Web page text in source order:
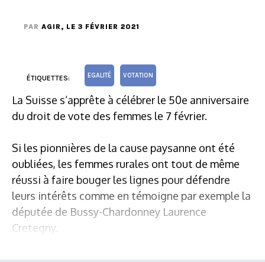
PAR AGIR, LE 3 FÉVRIER 2021
ÉTIQUETTES: EGALITÉ VOTATION
La Suisse s’apprête à célébrer le 50e anniversaire
du droit de vote des femmes le 7 février.
Si les pionnières de la cause paysanne ont été
oubliées, les femmes rurales ont tout de même
réussi à faire bouger les lignes pour défendre
leurs intérêts comme en témoigne par exemple la
députée de Bussy-Chardonney Laurence
Cretegny.